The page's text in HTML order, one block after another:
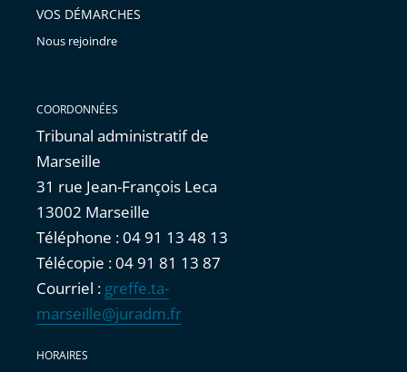
VOS DÉMARCHES
Nous rejoindre
COORDONNÉES
Tribunal administratif de
Marseille
31 rue Jean-François Leca
13002 Marseille
Téléphone : 04 91 13 48 13
Télécopie : 04 91 81 13 87
Courriel : greffe.ta-
marseille@juradm.fr
HORAIRES